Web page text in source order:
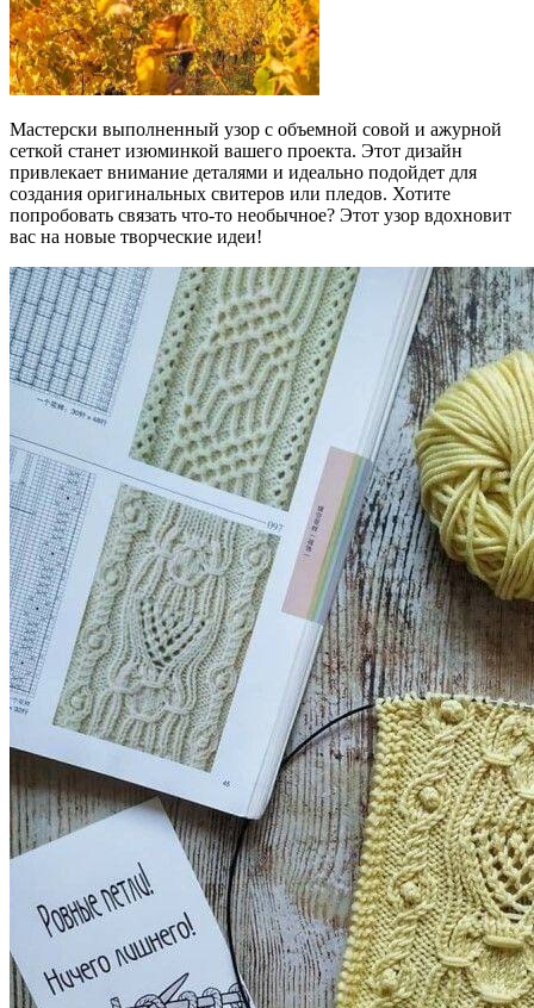
Мастерски выполненный узор с объемной совой и ажурной
сеткой станет изюминкой вашего проекта. Этот дизайн
привлекает внимание деталями и идеально подойдет для
создания оригинальных свитеров или пледов. Хотите
попробовать связать что-то необычное? Этот узор вдохновит
вас на новые творческие идеи!